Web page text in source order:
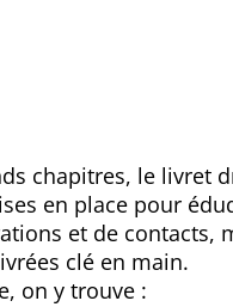
chapitres, le livret
en place pour
et de
clé en main.
on y trouve :